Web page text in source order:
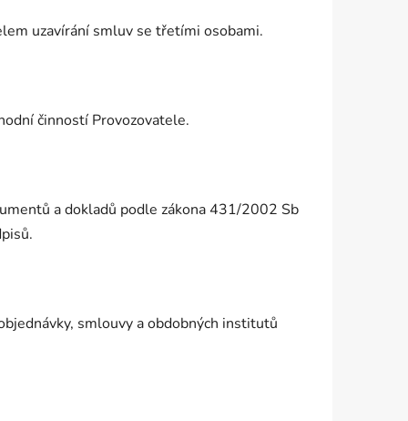
uzavírání smluv se třetími osobami.
činností Provozovatele.
a dokladů podle zákona 431/2002 Sb
smlouvy a obdobných institutů